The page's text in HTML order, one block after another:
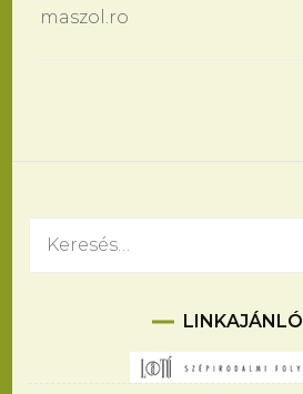
maszol.ro
Keresés:
LINKAJÁNLÓ